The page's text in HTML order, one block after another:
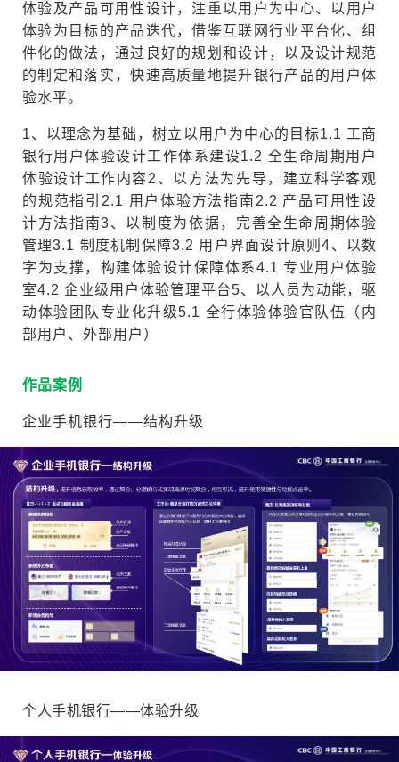
体验及产品可用性设计，注重以用户为中心、以用户
体验为目标的产品迭代，借鉴互联网行业平台化、组
件化的做法，通过良好的规划和设计，以及设计规范
的制定和落实，快速高质量地提升银行产品的用户体
验水平。
1、以理念为基础，树立以用户为中心的目标1.1 工商
银行用户体验设计工作体系建设1.2 全生命周期用户
体验设计工作内容2、以方法为先导，建立科学客观
的规范指引 2.1 用户体验方法指南 2.2 产品可用性设
计方法指南3、以制度为依据，完善全生命周期体验
管理3.1 制度机制保障3.2 用户界面设计原则4、以数
字为支撑，构建体验设计保障体系4.1 专业用户体验
室4.2 企业级用户体验管理平台5、以人员为动能，驱
动体验团队专业化升级5.1 全行体验体验官队伍（内
部用户、外部用户）
作品案例
企业手机银行——结构升级
个人手机银行——体验升级